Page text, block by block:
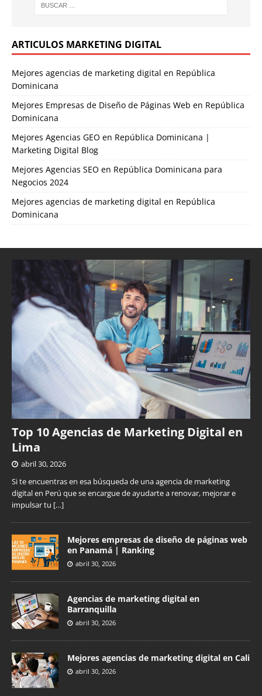
ARTICULOS MARKETING DIGITAL
Mejores agencias de marketing digital en República
Dominicana
Mejores Empresas de Diseño de Páginas Web en República
Dominicana
Mejores Agencias GEO en República Dominicana |
Marketing Digital Blog
Mejores Agencias SEO en República Dominicana para
Negocios 2024
Mejores agencias de marketing digital en República
Dominicana
Top 10 Agencias de Marketing Digital en
Lima
abril 30, 2026
Si te encuentras en esa búsqueda de una agencia de marketing
digital en Perú que se encargue de ayudarte a renovar, mejorar e
impulsar tu […]
Mejores empresas de diseño de páginas web
en Panamá | Ranking
abril 30, 2026
Agencias de marketing digital en
Barranquilla
abril 30, 2026
Mejores agencias de marketing digital en Cali
abril 30, 2026